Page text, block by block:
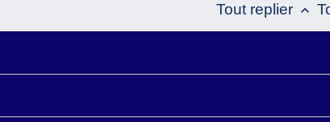
Tout replier keyboard_arrow_up